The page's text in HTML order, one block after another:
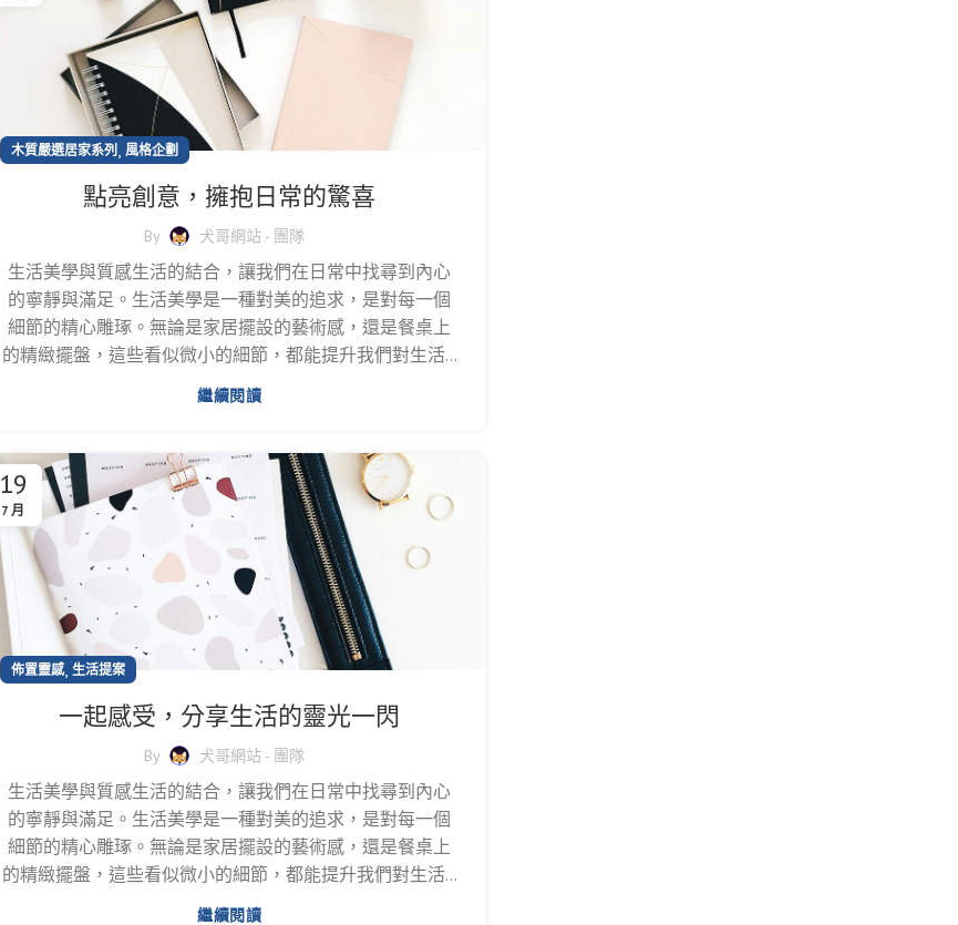
木質嚴選居家系列 , 風格企劃
點亮創意，擁抱日常的驚喜
By 犬哥網站 - 團隊
生活美學與質感生活的結合，讓我們在日常中找尋到內心
的寧靜與滿足。生活美學是一種對美的追求，是對每一個
細節的精心雕琢。無論是家居擺設的藝術感，還是餐桌上
的精緻擺盤，這些看似微小的細節，都能提升我們對生活...
繼續閱讀
19
7 月
佈置靈感, 生活提案
一起感受，分享生活的靈光一閃
By 犬哥網站 - 團隊
生活美學與質感生活的結合，讓我們在日常中找尋到內心
的寧靜與滿足。生活美學是一種對美的追求，是對每一個
細節的精心雕琢。無論是家居擺設的藝術感，還是餐桌上
的精緻擺盤，這些看似微小的細節，都能提升我們對生活...
繼續閱讀